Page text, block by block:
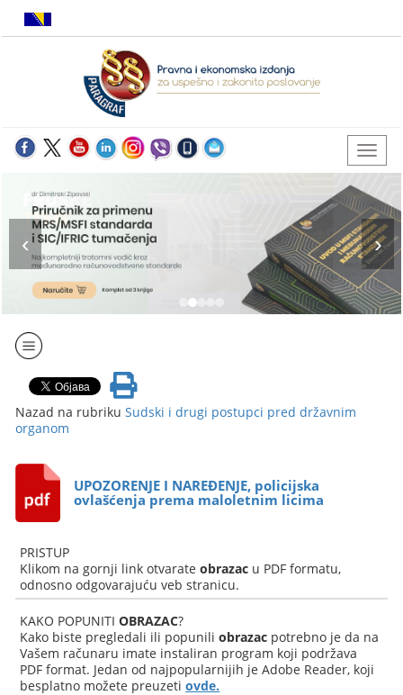
Nazad na rubrikuSudski i drugi postupci pred državnim
organom
UPOZORENJE I NAREĐENJE, policijska
ovlašćenja prema maloletnim licima
PRISTUP
Klikom na gornji link otvarateobrazac u PDF formatu,
odnosno odgovarajuću veb stranicu.
KAKO POPUNITIOBRAZAC?
Kako biste pregledali ili popuniliobrazac potrebno je da na
Vašem računaru imate instaliran program koji podržava
PDF format. Jedan od najpopularnijih je Adobe Reader, koji
besplatno možete preuzetiovde.